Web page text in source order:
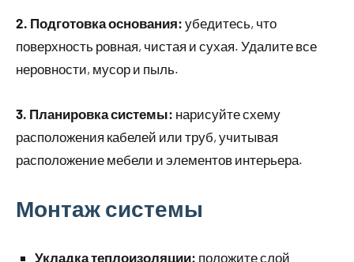
2. Подготовка основания: убедитесь, что
поверхность ровная, чистая и сухая. Удалите все
неровности, мусор и пыль.
3. Планировка системы: нарисуйте схему
расположения кабелей или труб, учитывая
расположение мебели и элементов интерьера.
Монтаж системы
Укладка теплоизоляции: положите слой